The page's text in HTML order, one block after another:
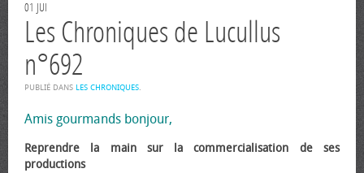
01 JUI
Les Chroniques de Lucullus
n°692
PUBLIÉ DANS LES CHRONIQUES.
Amis gourmands bonjour,
Reprendre la main sur la commercialisation de ses
productions